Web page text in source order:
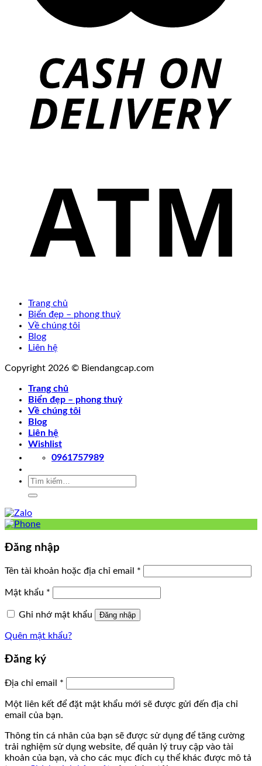
Trang chủ
Biển đẹp – phong thuỷ
Về chúng tôi
Blog
Liên hệ
Copyright 2026 © Biendangcap.com
Trang chủ
Biển đẹp – phong thuỷ
Về chúng tôi
Blog
Liên hệ
Wishlist
0961757989
Tìm
Đăng nhập
Tên tài khoản hoặc địa chỉ email *
Mật khẩu *
Ghi nhớ mật khẩu Đăng nhập
Quên mật khẩu?
Đăng ký
Địa chỉ email *
Một liên kết để đặt mật khẩu mới sẽ được gửi đến địa chỉ
email của bạn.
Thông tin cá nhân của bạn sẽ được sử dụng để tăng cường
trải nghiệm sử dụng website, để quản lý truy cập vào tài
khoản của bạn, và cho các mục đích cụ thể khác được mô tả